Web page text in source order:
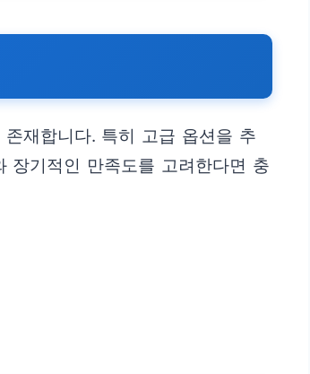
재합니다. 특히 고급 옵션을 추
장기적인 만족도를 고려한다면 충